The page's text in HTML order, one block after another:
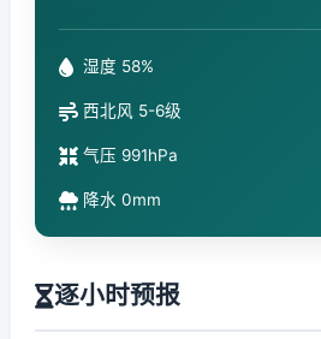
湿度 58%
西北风 5-6级
气压 991hPa
降水 0mm
逐小时预报